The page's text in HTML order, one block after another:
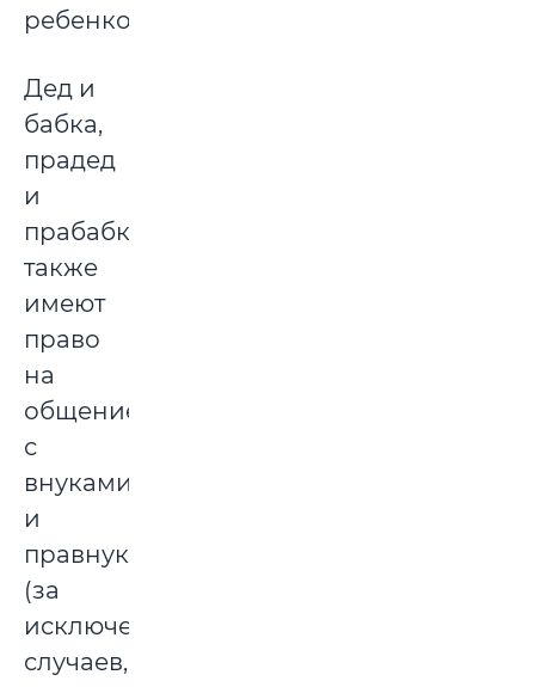
ребенком.
Дед и
бабка,
прадед
и
прабабка
также
имеют
право
на
общение
с
внуками
и
правнуками
(за
исключением
случаев,